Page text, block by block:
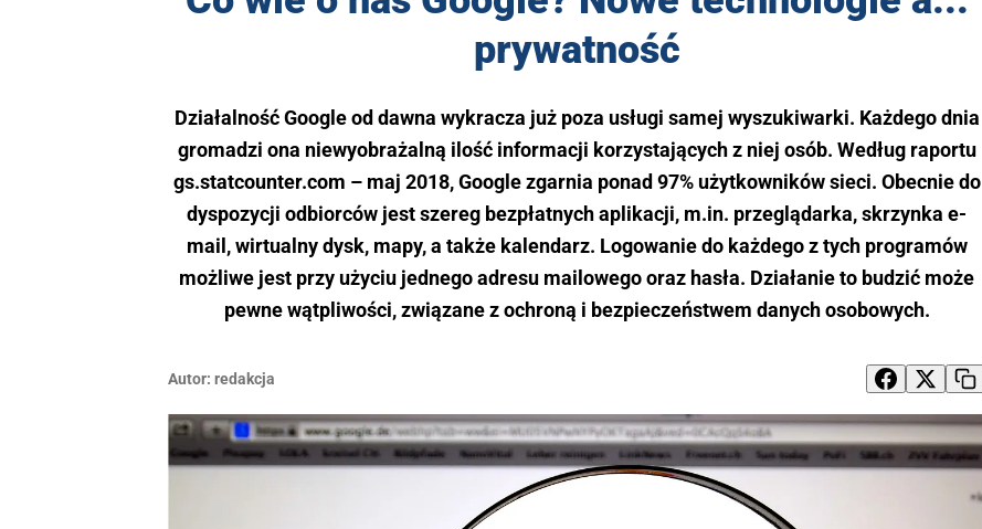
prywatność
Działalność Google od dawna wykracza już poza usługi samej wyszukiwarki. Każdego dnia
gromadzi ona niewyobrażalną ilość informacji korzystających z niej osób. Według raportu
gs.statcounter.com – maj 2018, Google zgarnia ponad 97% użytkowników sieci. Obecnie do
dyspozycji odbiorców jest szereg bezpłatnych aplikacji, m.in. przeglądarka, skrzynka e-
mail, wirtualny dysk, mapy, a także kalendarz. Logowanie do każdego z tych programów
możliwe jest przy użyciu jednego adresu mailowego oraz hasła. Działanie to budzić może
pewne wątpliwości, związane z ochroną i bezpieczeństwem danych osobowych.
Autor: redakcja